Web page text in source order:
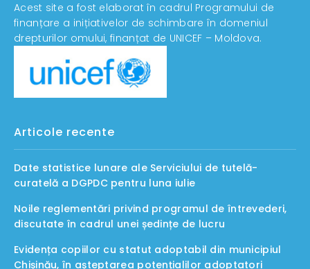
Acest site a fost elaborat în cadrul Programului de
finanțare a inițiativelor de schimbare în domeniul
drepturilor omului, finanțat de UNICEF – Moldova.
Articole recente
Date statistice lunare ale Serviciului de tutelă-
curatelă a DGPDC pentru luna iulie
Noile reglementări privind programul de întrevederi,
discutate în cadrul unei ședințe de lucru
Evidența copiilor cu statut adoptabil din municipiul
Chișinău, în așteptarea potențialilor adoptatori